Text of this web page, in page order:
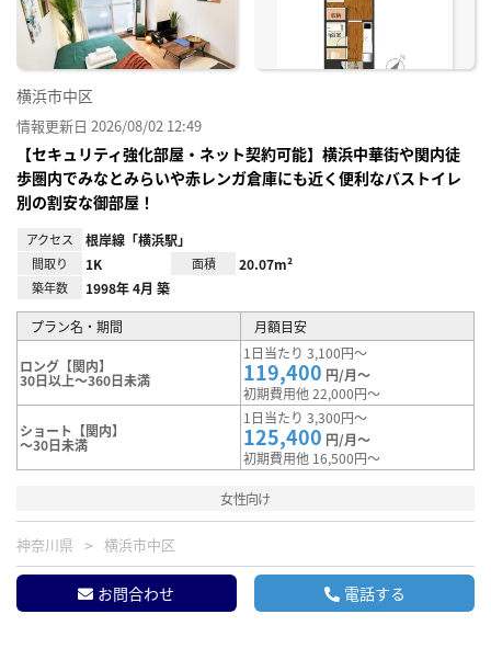
横浜市中区
情報更新日 2026/08/02 12:49
【セキュリティ強化部屋・ネット契約可能】横浜中華街や関内徒
歩圏内でみなとみらいや赤レンガ倉庫にも近く便利なバストイレ
別の割安な御部屋！
アクセス 根岸線「横浜駅」
間取り 1K 面積 20.07m²
築年数 1998年 4月 築
プラン名・期間 月額目安
ロング【関内】
30日以上～360日未満
1日当たり 3,100円～
119,400 円/月～
初期費用他 22,000円～
ショート【関内】
～30日未満
1日当たり 3,300円～
125,400 円/月～
初期費用他 16,500円～
女性向け
神奈川県 横浜市中区
お問合わせ 電話する